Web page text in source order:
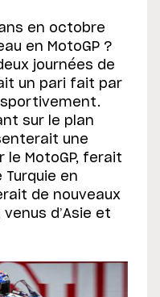
en octobre
en MotoGP ?
journées de
un pari fait par
sur le plan
une
le MotoGP, ferait
en
de nouveaux
d’Asie et